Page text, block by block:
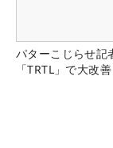
パターこじらせ記
「TRTL」で大改善